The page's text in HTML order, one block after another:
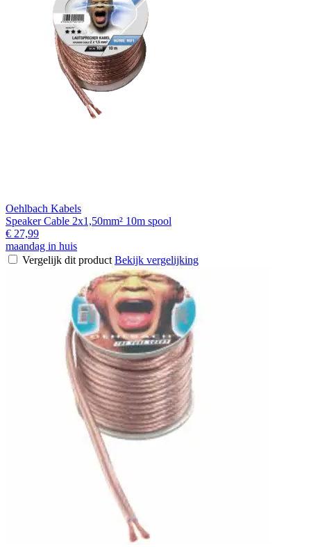
Oehlbach Kabels
Speaker Cable 2x1,50mm² 10m spool
€ 27,99
maandag in huis
Vergelijk dit product Bekijk vergelijking